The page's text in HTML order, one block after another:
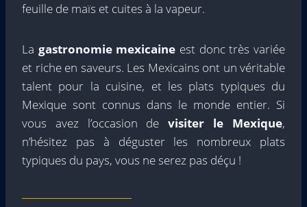
feuille de maïs et cuites à la vapeur.
La gastronomie mexicaine est donc très variée
et riche en saveurs. Les Mexicains ont un véritable
talent pour la cuisine, et les plats typiques du
Mexique sont connus dans le monde entier. Si
vous avez l’occasion devisiter le Mexique,
n’hésitez pas à déguster les nombreux plats
typiques du pays, vous ne serez pas déçu !